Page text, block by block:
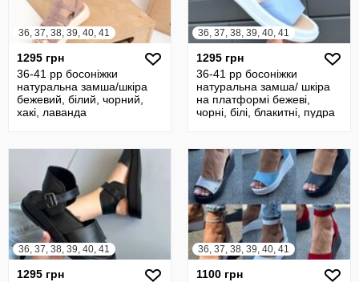
36, 37, 38, 39, 40, 41
1295 грн
36-41 рр босоніжки
натуральна замша/шкіра
бежевий, білий, чорний,
хакі, лаванда
36, 37, 38, 39, 40, 41
1295 грн
36-41 рр босоніжки
натуральна замша/ шкіра
на платформі бежеві,
чорні, білі, блакитні, пудра
36, 37, 38, 39, 40, 41
1295 грн
36, 37, 38, 39, 40, 41
1100 грн